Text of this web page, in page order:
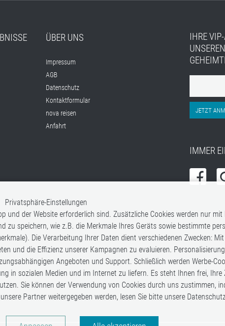
ÜBER UNS
Impressum
AGB
Datenschutz
Kontaktformular
nova reisen
Anfahrt
IHRE
JETZT
IMMER
Privatsphäre-Einstellungen
und der Website erforderlich sind. Zusätzliche Cookies werden nur
speichern, wie z.B. die Merkmale Ihres Geräts sowie bestimmte
Die Verarbeitung Ihrer Daten dient verschiedenen Zwecken:
und die Effizienz unserer Kampagnen zu evaluieren.
Angeboten und Support. Schließlich werden Werbe-
in sozialen Medien und im Internet zu liefern. Es steht Ihnen frei,
Sie können der Verwendung von Cookies durch uns zustimmen,
Partner weitergegeben werden, lesen Sie bitte unsere